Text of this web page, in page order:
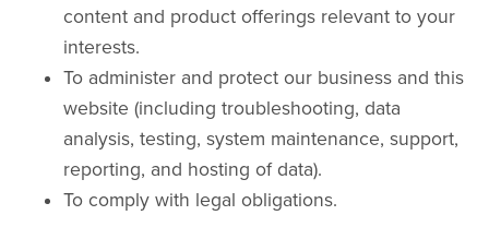
content and product offerings relevant to your
interests.
To administer and protect our business and this
website (including troubleshooting, data
analysis, testing, system maintenance, support,
reporting, and hosting of data).
To comply with legal obligations.